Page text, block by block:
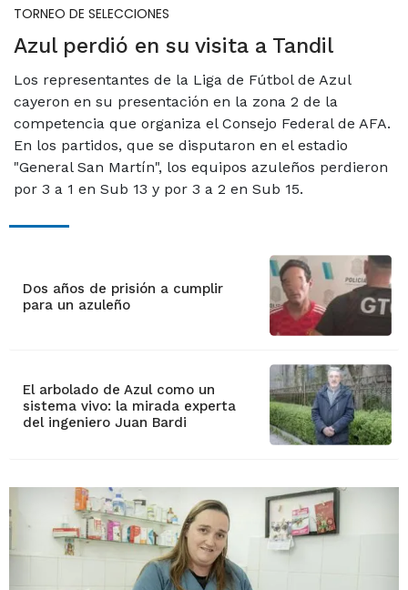
TORNEO DE SELECCIONES
Azul perdió en su visita a Tandil
Los representantes de la Liga de Fútbol de Azul
cayeron en su presentación en la zona 2 de la
competencia que organiza el Consejo Federal de AFA.
En los partidos, que se disputaron en el estadio
"General San Martín", los equipos azuleños perdieron
por 3 a 1 en Sub 13 y por 3 a 2 en Sub 15.
Dos años de prisión a cumplir
para un azuleño
El arbolado de Azul como un
sistema vivo: la mirada experta
del ingeniero Juan Bardi